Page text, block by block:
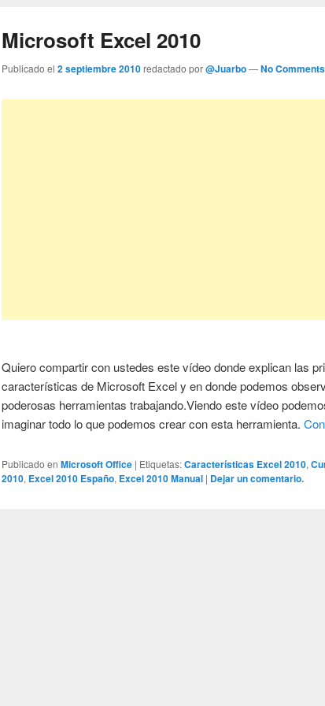
Microsoft Excel 2010
Publicado el2 septiembre 2010redactado por@Juarbo—No
Quiero compartir con ustedes este vídeo donde explican las
características de Microsoft Excel y en donde podemos
poderosas herramientas trabajando.Viendo este vídeo
imaginar todo lo que podemos crear con esta herramienta.
Publicado en Microsoft Office | Etiquetas:Características Excel 2010,
2010, Excel 2010 Españo, Excel 2010 Manual | Dejar un comentario.